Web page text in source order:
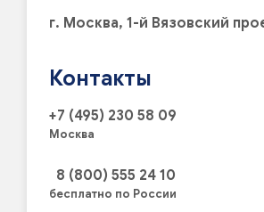
г. Москва, 1-й Вязовский
Контакты
+7 (495) 230 58 09
Москва
8 (800) 555 24 10
бесплатно по России